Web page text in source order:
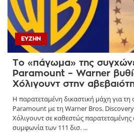
ΕΥΖΗΝ
Το «πάγωμα» της
Paramount – Warner
Χόλιγουντ στην
Η παρατεταμένη δικαστική μάχη για
Paramount με τη Warner Bros. Discovery
Χόλιγουντ σε καθεστώς παρατεταμένης
συμφωνία των 111 δισ. ...